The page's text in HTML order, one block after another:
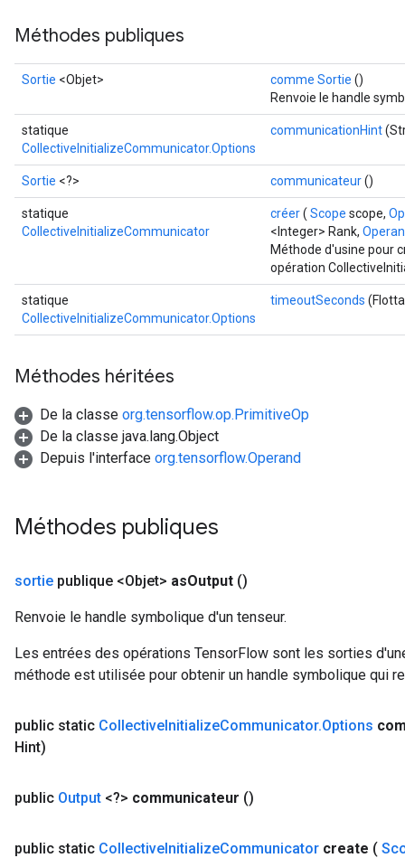
Méthodes publiques
Sortie <Objet> comme Sortie ()
Renvoie le handle
statique
CollectiveInitializeCommunicator.Options
communicationHint
Sortie <?> communicateur()
statique
CollectiveInitializeCommunicator
créer( Scope scope,
<Integer> Rank,
Méthode d'usine pour
opération
statique
CollectiveInitializeCommunicator.Options
timeoutSeconds
Méthodes héritées
De la classe org.tensorflow.op.PrimitiveOp
De la classe java.lang.Object
Depuis l'interface org.tensorflow.Operand
Méthodes publiques
sortie publique <Objet> asOutput ()
Renvoie le handle symbolique d'un tenseur.
Les entrées des opérations TensorFlow sont les sorties
méthode est utilisée pour obtenir un handle symbolique qui
public static CollectiveInitializeCommunicator.Options
Hint)
public Output <?> communicateur ()
public static CollectiveInitializeCommunicator create (